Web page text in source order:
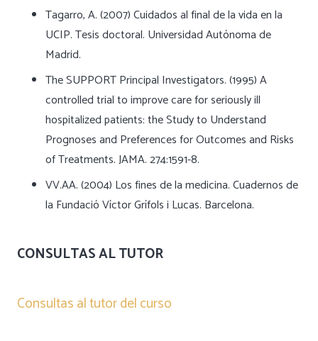
Tagarro, A. (2007) Cuidados al final de la vida en la
UCIP. Tesis doctoral. Universidad Autónoma de
Madrid.
The SUPPORT Principal Investigators. (1995) A
controlled trial to improve care for seriously ill
hospitalized patients: the Study to Understand
Prognoses and Preferences for Outcomes and Risks
of Treatments. JAMA. 274:1591-8.
VV.AA. (2004) Los fines de la medicina. Cuadernos de
la Fundació Víctor Grífols i Lucas. Barcelona.
CONSULTAS AL TUTOR
Consultas al tutor del curso